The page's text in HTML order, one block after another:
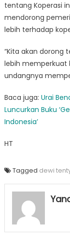
tentang Koperasi
mendorong
lebih terhadap
“Kita akan dorong
lebih memperkuat
undangnya
Baca juga: Urai
Luncurkan Buku
Indonesia’
HT
Tagged dewi